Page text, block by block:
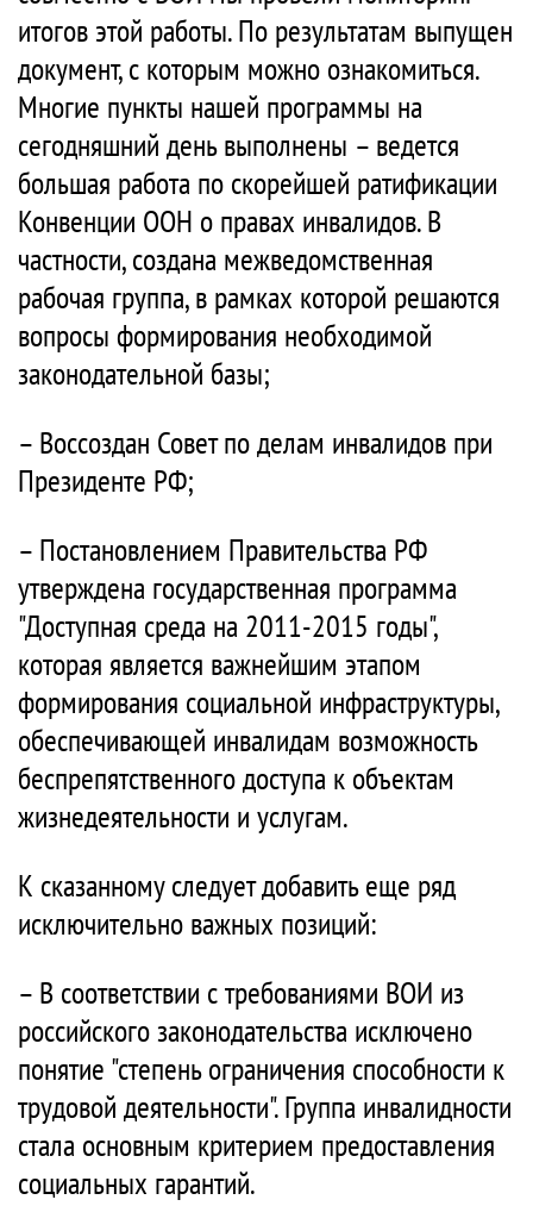
итогов этой работы. По результатам выпущен
документ, с которым можно ознакомиться.
Многие пункты нашей программы на
сегодняшний день выполнены – ведется
большая работа по скорейшей ратификации
Конвенции ООН о правах инвалидов. В
частности, создана межведомственная
рабочая группа, в рамках которой решаются
вопросы формирования необходимой
законодательной базы;
– Воссоздан Совет по делам инвалидов при
Президенте РФ;
– Постановлением Правительства РФ
утверждена государственная программа
"Доступная среда на 2011-2015 годы",
которая является важнейшим этапом
формирования социальной инфраструктуры,
обеспечивающей инвалидам возможность
беспрепятственного доступа к объектам
жизнедеятельности и услугам.
К сказанному следует добавить еще ряд
исключительно важных позиций:
– В соответствии с требованиями ВОИ из
российского законодательства исключено
понятие "степень ограничения способности к
трудовой деятельности". Группа инвалидности
стала основным критерием предоставления
социальных гарантий.